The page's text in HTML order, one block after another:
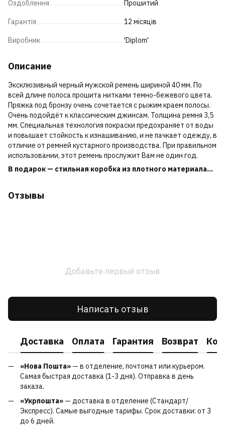
Оздоблення Прошитий
Гарантія 12 місяців
Виробник 'Diplom'
Описание
Эксклюзивный черный мужской ремень шириной 40 мм. По
всей длине полоса прошита нитками темно-бежевого цвета.
Пряжка под бронзу очень сочетается с рыжим краем полосы.
Очень подойдёт к классическим джинсам. Толщина ремня 3,5
мм. Специальная технология покраски предохраняет от воды
и повышает стойкость к изнашиванию, и не пачкает одежду, в
отличие от ремней кустарного производства. При правильном
использовании, этот ремень прослужит Вам не один год.
В подарок — стильная коробка из плотного материала...
Отзывы
Добавьте первый отзыв
Написать отзыв
Доставка Оплата Гарантия Возврат
«Нова Пошта» — в отделение, почтомат или курьером.
Самая быстрая доставка (1-3 дня). Отправка в день
заказа.
«Укрпошта» — доставка в отделение (Стандарт/
Экспресс). Самые выгодные тарифы. Срок доставки: от 3
до 6 дней.